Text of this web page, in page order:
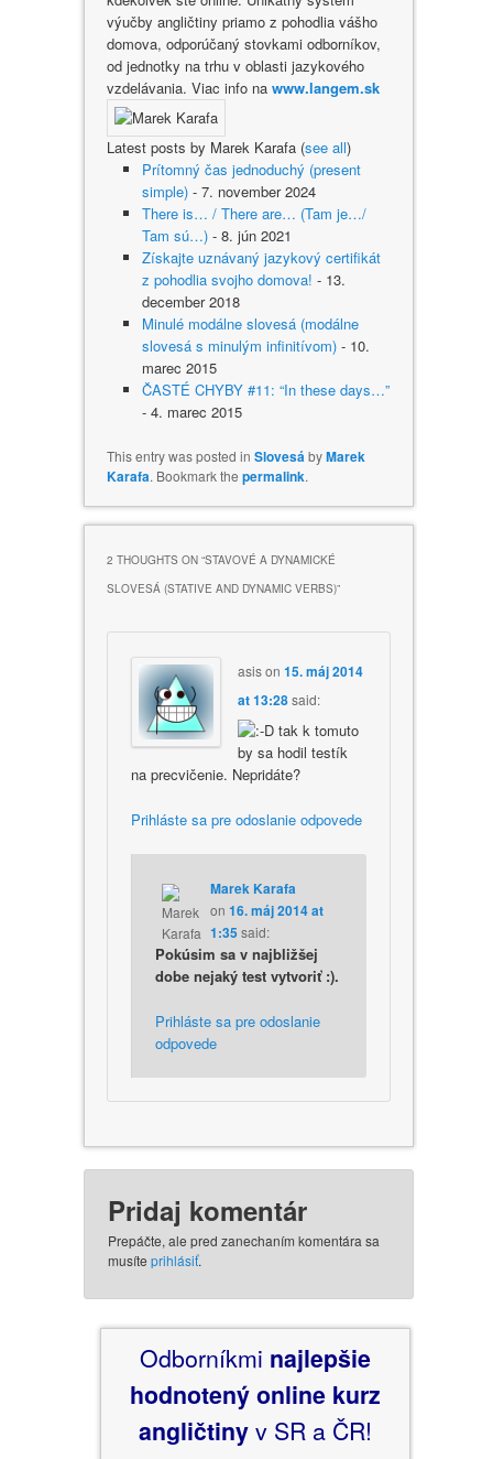
výučby angličtiny priamo z pohodlia vášho
domova, odporúčaný stovkami odborníkov,
od jednotky na trhu v oblasti jazykového
vzdelávania. Viac info na www.langem.sk
Latest posts by Marek Karafa (see all)
Prítomný čas jednoduchý (present
simple) - 7. november 2024
There is… / There are… (Tam je…/
Tam sú…) - 8. jún 2021
Získajte uznávaný jazykový certifikát
z pohodlia svojho domova! - 13.
december 2018
Minulé modálne slovesá (modálne
slovesá s minulým infinitívom) - 10.
marec 2015
ČASTÉ CHYBY #11: “In these days…”
- 4. marec 2015
This entry was posted in SlovesábyMarek
Karafa. Bookmark the permalink.
2 THOUGHTS ON “STAVOVÉ A DYNAMICKÉ
SLOVESÁ (STATIVE AND DYNAMIC VERBS)”
asison 15. máj 2014
at 13:28said:
tak k tomuto
by sa hodil testík
na precvičenie. Nepridáte?
Prihláste sa pre odoslanie odpovede
Marek Karafa
on16. máj 2014 at
1:35said:
Pokúsim sa v najbližšej
dobe nejaký test vytvoriť :).
Prihláste sa pre odoslanie
odpovede
Pridaj komentár
Prepáčte, ale pred zanechaním komentára sa
musíte prihlásiť.
Odborníkmi najlepšie
hodnotenýonline kurz
angličtinyv SR a ČR!